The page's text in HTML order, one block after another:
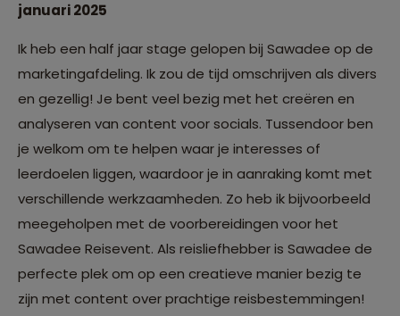
januari 2025
Ik heb een half jaar stage gelopen bij Sawadee op de
marketingafdeling. Ik zou de tijd omschrijven als divers
en gezellig! Je bent veel bezig met het creëren en
analyseren van content voor socials. Tussendoor ben
je welkom om te helpen waar je interesses of
leerdoelen liggen, waardoor je in aanraking komt met
verschillende werkzaamheden. Zo heb ik bijvoorbeeld
meegeholpen met de voorbereidingen voor het
Sawadee Reisevent. Als reisliefhebber is Sawadee de
perfecte plek om op een creatieve manier bezig te
zijn met content over prachtige reisbestemmingen!